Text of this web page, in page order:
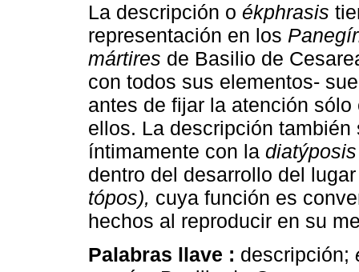
La descripción o ékphrasis
representación en los
mártires de Basilio de
con todos sus elementos-
antes de fijar la atención sólo
ellos. La descripción también
íntimamente con la diatýposis
dentro del desarrollo del
tópos), cuya función es
hechos al reproducir en su
Palabras llave : descripción;